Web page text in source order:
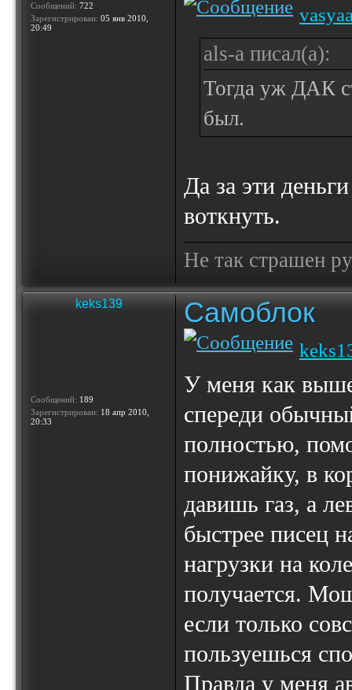
Сообщений: 722
Зарегистрирован: 05 янв 2010,
20:49
als-a писал(а):
Тогда уж ДАК
был.
Да за эти
воткнуть.
Не так страшен
keks139
Сообщений: 189
Зарегистрирован: 18 апр 2010,
20:33
Самоблок
У меня как
спереди
полностью,
понижайку, в
давишь газ, а
быстрее писец
нагрузки на
получается.
если только
пользуешься
Правда у меня